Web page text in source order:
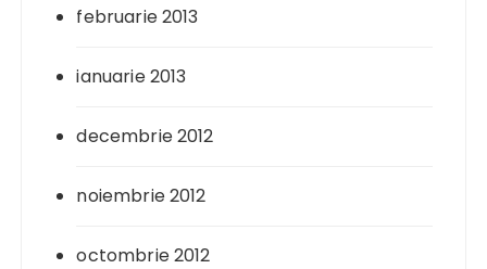
februarie 2013
ianuarie 2013
decembrie 2012
noiembrie 2012
octombrie 2012